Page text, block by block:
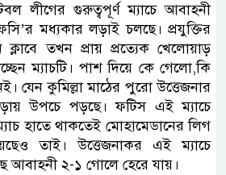
লীগের গুরুত্বপূর্ণ ম্যাচে আবাহনী
মধ্যকার লড়াই চলছে। প্রযুক্তির
তখন প্রায় প্রত্যেক খেলোয়াড়
ম্যাচটি। পাশ দিয়ে কে গেলো,কি
যেন কুমিল্লা মাঠের পুরো উত্তেজনার
উপচে পড়ছে। ফটিস এই ম্যাচে
হাতে থাকতেই মোহামেডানের লিগ
তাই। উত্তেজনাকর এই ম্যাচে
আবাহনী ২-১ গোলে হেরে যায়।